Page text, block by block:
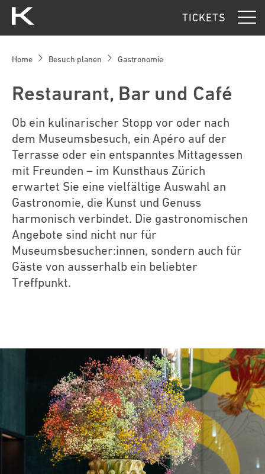
TICKETS
Home Besuch planen Gastronomie
Restaurant, Bar und Café
Ob ein kulinarischer Stopp vor oder nach
dem Museumsbesuch, ein Apéro auf der
Terrasse oder ein entspanntes Mittagessen
mit Freunden – im Kunsthaus Zürich
erwartet Sie eine vielfältige Auswahl an
Gastronomie, die Kunst und Genuss
harmonisch verbindet. Die gastronomischen
Angebote sind nicht nur für
Museumsbesucher:innen, sondern auch für
Gäste von ausserhalb ein beliebter
Treffpunkt.